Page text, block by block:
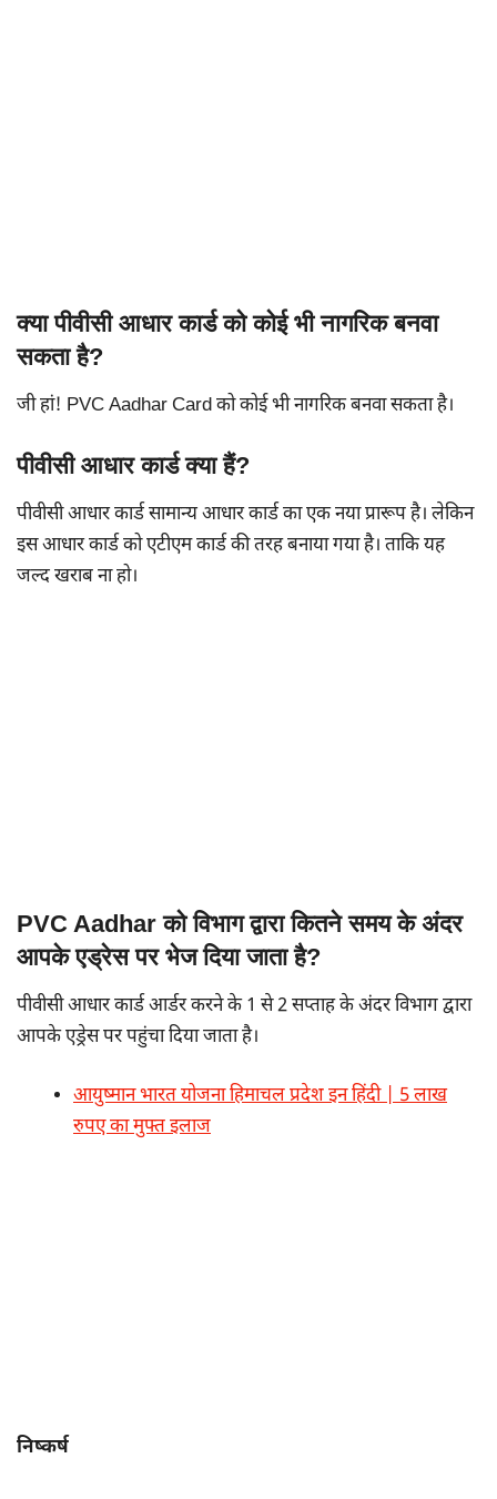
क्या पीवीसी आधार कार्ड को कोई भी नागरिक बनवा
सकता है?
जी हां! PVC Aadhar Card को कोई भी नागरिक बनवा सकता है।
पीवीसी आधार कार्ड क्या हैं?
पीवीसी आधार कार्ड सामान्य आधार कार्ड का एक नया प्रारूप है। लेकिन
इस आधार कार्ड को एटीएम कार्ड की तरह बनाया गया है। ताकि यह
जल्द खराब ना हो।
PVC Aadhar को विभाग द्वारा कितने समय के अंदर
आपके एड्रेस पर भेज दिया जाता है?
पीवीसी आधार कार्ड आर्डर करने के 1 से 2 सप्ताह के अंदर विभाग द्वारा
आपके एड्रेस पर पहुंचा दिया जाता है।
आयुष्मान भारत योजना हिमाचल प्रदेश इन हिंदी | 5 लाख
रुपए का मुफ्त इलाज
निष्कर्ष